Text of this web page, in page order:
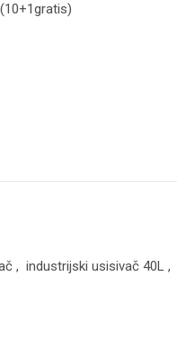
, industrijski usisivač 40L ,